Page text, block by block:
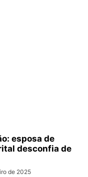
esposa de
desconfia de
de 2025